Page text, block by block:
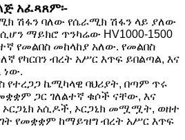
አፈጻጸም፡-
ሽፋን ባለው የሴራሚክ ሽፋን ላይ ያለው
ሲሆን ማይክሮ ጥንካሬው HV1000-1500
የመልበስ መከላከያ አለው. የመልበስ
የካርበን ብረት አሥር እጥፍ ይበልጣል, እና
ነው.
ኬሚካላዊ ባህሪያት, በጣም ጥሩ
ጋር ገለልተኛ ቁሶች ናቸው, እና
ኦርጋኒክ አሲዶች, ኦርጋኒክ መሟሟት, ወዘተ
የመቋቋም ከማይዝግ ብረት አሥር እጥፍ